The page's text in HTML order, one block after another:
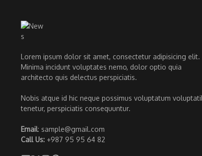
Lorem ipsum dolor sit amet, consectetur adipisicing elit.
Minima incidunt voluptates nemo, dolor optio quia
architecto quis delectus perspiciatis.
Nobis atque id hic neque possimus voluptatum
tenetur, perspiciatis consequuntur.
Email: sample@gmail.com
Call Us: +987 95 95 64 82